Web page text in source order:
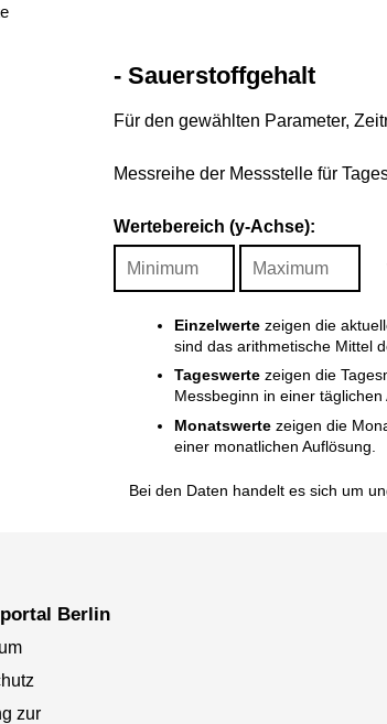
- Sauerstoffgehalt
Für den gewählten Parameter,
Messreihe der Messstelle für
Wertebereich (y-Achse):
Einzelwertezeigen die
sind das arithmetische Mittel
Tageswertezeigen die
Messbeginn in einer täglichen
Monatswertezeigen die
einer monatlichen Auflösung.
Bei den Daten handelt es sich um
Berlin
zur